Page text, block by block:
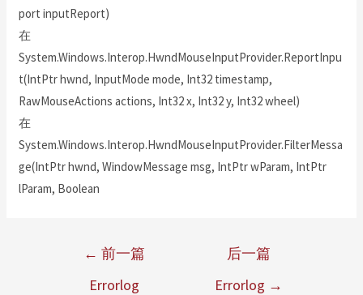
port inputReport)
在
System.Windows.Interop.HwndMouseInputProvider.ReportInpu
t(IntPtr hwnd, InputMode mode, Int32 timestamp,
RawMouseActions actions, Int32 x, Int32 y, Int32 wheel)
在
System.Windows.Interop.HwndMouseInputProvider.FilterMessa
ge(IntPtr hwnd, WindowMessage msg, IntPtr wParam, IntPtr
lParam, Boolean
← 前一篇
Errorlog
后一篇
Errorlog →